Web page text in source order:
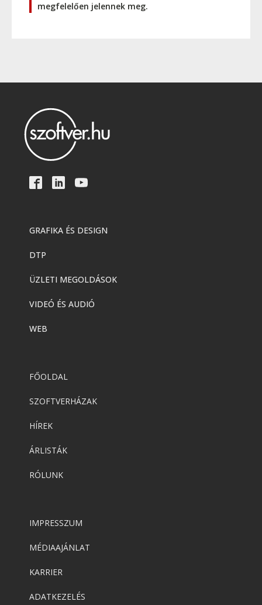
megfelelően jelennek meg.
GRAFIKA ÉS DESIGN
DTP
ÜZLETI MEGOLDÁSOK
VIDEÓ ÉS AUDIÓ
WEB
FŐOLDAL
SZOFTVERHÁZAK
HÍREK
ÁRLISTÁK
RÓLUNK
IMPRESSZUM
MÉDIAAJÁNLAT
KARRIER
ADATKEZELÉS